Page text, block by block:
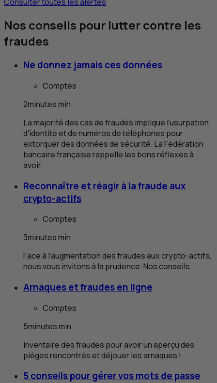
Nos conseils pour lutter contre les
fraudes
Ne donnez jamais ces données
Comptes
2minutesmin
La majorité des cas de fraudes implique l’usurpation
d'identité et de numéros de téléphones pour
extorquer des données de sécurité. La Fédération
bancaire française rappelle les bons réflexes à
avoir.
Reconnaître et réagir à la fraude aux
crypto-actifs
Comptes
3minutesmin
Face à l'augmentation des fraudes aux crypto-actifs,
nous vous invitons à la prudence. Nos conseils.
Arnaques et fraudes en ligne
Comptes
5minutesmin
Inventaire des fraudes pour avoir un aperçu des
pièges rencontrés et déjouer les arnaques !
5 conseils pour gérer vos mots de passe